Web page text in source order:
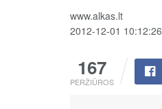
www.alkas.lt
2012-12-01 10:12:26
167
PERŽIŪROS